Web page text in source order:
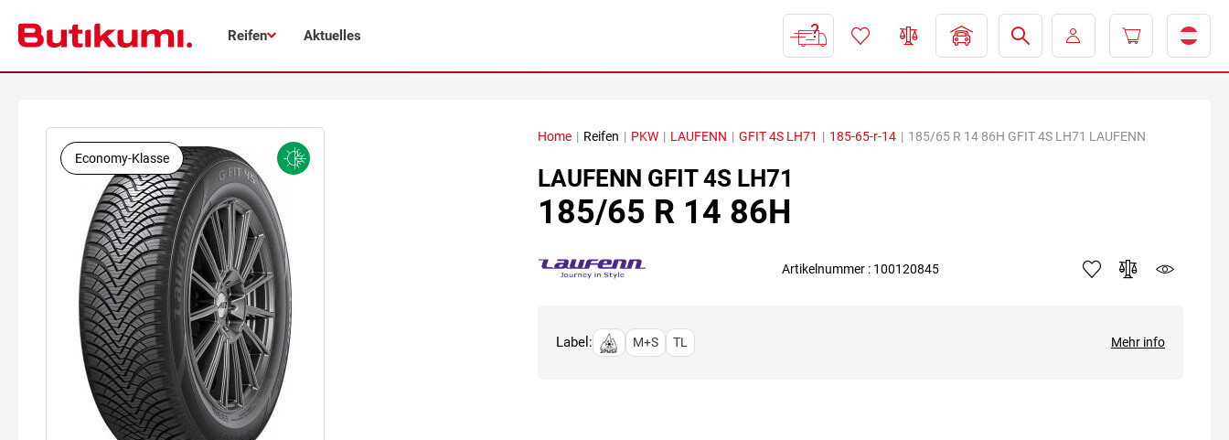
Reifen Aktuelles
Economy-Klasse
Home | Reifen | PKW | LAUFENN | GFIT 4S LH71 | 185-65-r-14 | 185/65 R 14 86H GFIT 4S LH71 LAUFENN
LAUFENN GFIT 4S LH71
185/65 R 14 86H
Artikelnummer : 100120845
Label: M+S TL Mehr info